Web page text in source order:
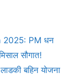
2025: PM धन
सौगात!
बहिन योजना